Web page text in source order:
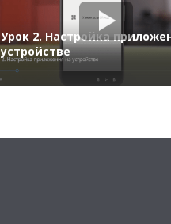
Урок 2. Настройка
устройстве